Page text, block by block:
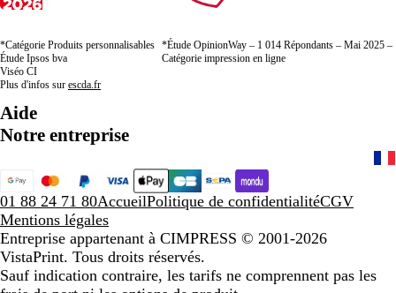
*Catégorie Produits personnalisables
Étude Ipsos bva
Viséo CI
Plus d'infos sur escda.fr
*Étude OpinionWay – 1 014 Répondants – Mai 2025 –
Catégorie impression en ligne
Aide
Notre entreprise
01 88 24 71 80AccueilPolitique de confidentialitéCGV
Mentions légales
Entreprise appartenant à CIMPRESS © 2001-2026
VistaPrint. Tous droits réservés.
Sauf indication contraire, les tarifs ne comprennent pas les